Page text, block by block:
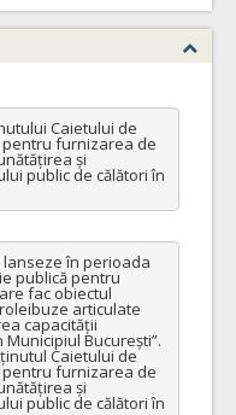
Caietului de
furnizarea de
și
public de călători în
lanseze în perioada
publică pentru
fac obiectul
articulate
capacității
București”.
Caietului de
furnizarea de
și
public de călători în